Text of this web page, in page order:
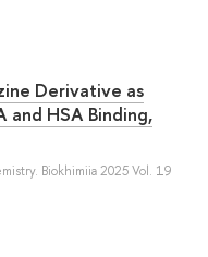
Derivative as
HSA Binding,
Biokhimiia 2025 Vol. 19